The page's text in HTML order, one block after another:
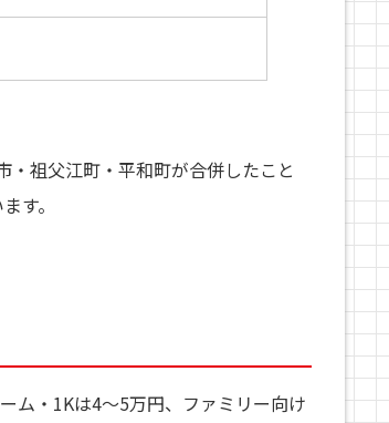
祖父江町・平和町が合併したこと
す。
ム・1Kは4～5万円、ファミリー向け